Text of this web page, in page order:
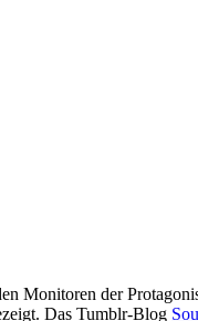
Monitoren der
Das Tumblr-Blog